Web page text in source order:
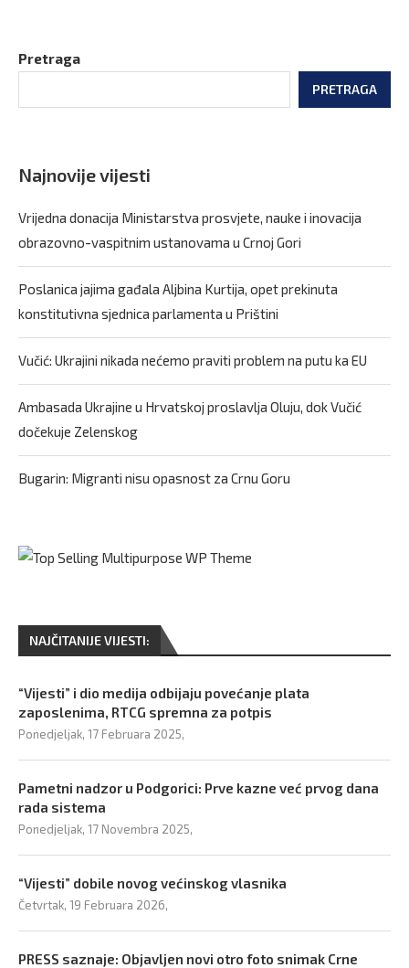
Pretraga
PRETRAGA
Najnovije vijesti
Vrijedna donacija Ministarstva prosvjete, nauke i inovacija
obrazovno-vaspitnim ustanovama u Crnoj Gori
Poslanica jajima gađala Aljbina Kurtija, opet prekinuta
konstitutivna sjednica parlamenta u Prištini
Vučić: Ukrajini nikada nećemo praviti problem na putu ka EU
Ambasada Ukrajine u Hrvatskoj proslavlja Oluju, dok Vučić
dočekuje Zelenskog
Bugarin: Migranti nisu opasnost za Crnu Goru
NAJČITANIJE VIJESTI:
“Vijesti” i dio medija odbijaju povećanje plata
zaposlenima, RTCG spremna za potpis
Ponedjeljak, 17 Februara 2025,
Pametni nadzor u Podgorici: Prve kazne već prvog dana
rada sistema
Ponedjeljak, 17 Novembra 2025,
“Vijesti” dobile novog većinskog vlasnika
Četvrtak, 19 Februara 2026,
PRESS saznaje: Objavljen novi otro foto snimak Crne